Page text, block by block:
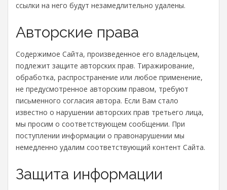
ссылки на него будут незамедлительно удалены.
Авторские права
Содержимое Сайта, произведенное его владельцем,
подлежит защите авторских прав. Тиражирование,
обработка, распространение или любое применение,
не предусмотренное авторским правом, требуют
письменного согласия автора. Если Вам стало
известно о нарушении авторскиx прав третьего лица,
мы просим о соответствующем сообщении. При
поступлении информации о правонарушении мы
немедленно удалим соответствующий контент Сайта.
Защита информации